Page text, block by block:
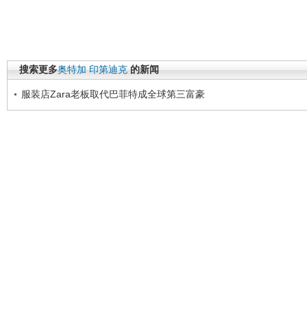
搜索更多奥特加 印第迪克 的新闻
服装店Zara老板取代巴菲特成全球第三富豪